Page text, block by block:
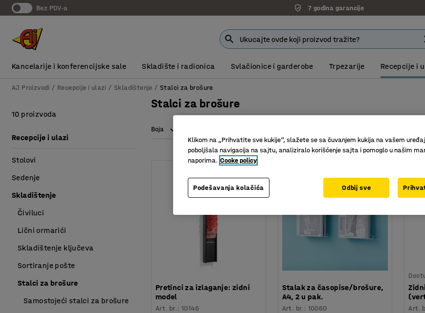
bez PDV-a 7 godina garancije
Kancelarije i konferencijske sale Skladište i radionica Svlačionice i garderobe Trpezarije Recepcije i
AJ Proizvodi Recepcije i ulazi Skladištenje Stalci za brošure
Stalci za brošure
Boja
Pretinci za izlaganje: zidni
model
Art. br.: 10146
Stalak za časopise/brošure,
A4, 2 u pak.
Art. br. : 10060 Art.
10 proizvoda
Recepcije i ulazi
Stolovi
Sedenje
Skladištenje
Čiviluci
Lični ormarići
Skladištenje ključeva
Sortiranje pošte
Stalci za brošure
Samostojeći stalci za brošure
Klikom na „Prihvatite sve kukije“, slažete se sa čuvanjem kukija na vašem
poboljšala navigacija na sajtu, analiziralo korišćenje sajta i pomoglo u našim
naporima. Cooke policy
Podešavanja kolačića Odbij sve